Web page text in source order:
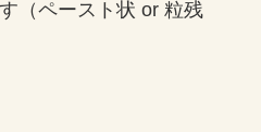
（ペースト状 or 粒残